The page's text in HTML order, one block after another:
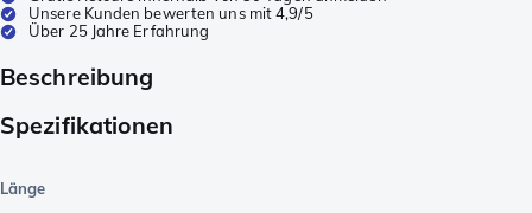
Unsere Kunden bewerten uns mit 4,9/5
Über 25 Jahre Erfahrung
Beschreibung
Spezifikationen
Länge